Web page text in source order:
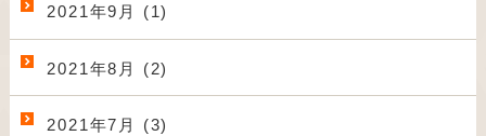
2021年9月 (1)
2021年8月 (2)
2021年7月 (3)